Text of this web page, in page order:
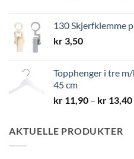
130 Skjerfklemme
kr 3,50
Topphenger i tre
45 cm
kr 11,90 – kr 13,40
AKTUELLE PRODUKTER